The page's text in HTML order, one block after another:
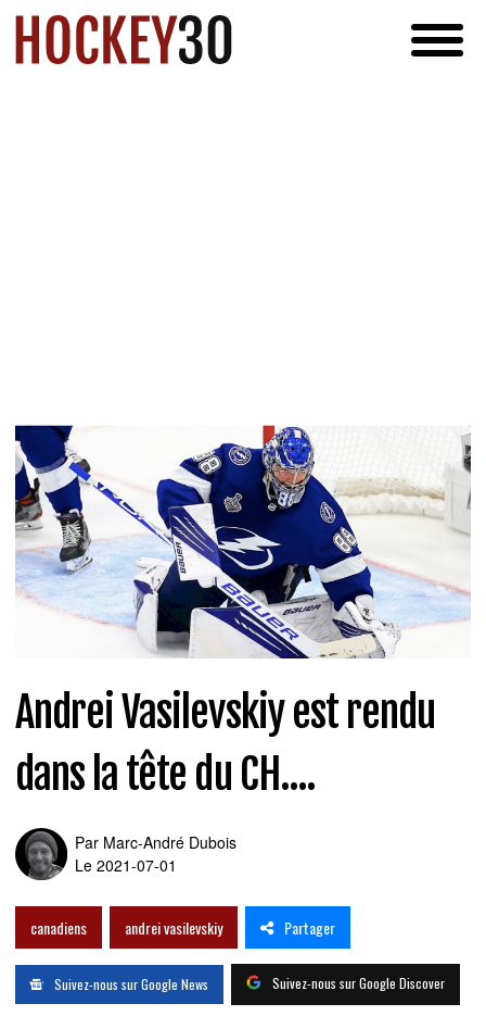
Andrei Vasilevskiy est rendu
dans la tête du CH....
Par Marc-André Dubois
Le 2021-07-01
canadiens andrei vasilevskiy Partager
Suivez-nous sur Google News Suivez-nous sur Google Discover